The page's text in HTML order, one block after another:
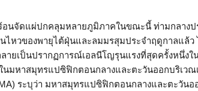
นจัดแผ่ปกคลุมหลายภูมิภาคในขณะนี้ ท่ามกลางป
หวของพายุไต้ฝุ่นและลมมรสุมประจำฤดูกาลแล้ว
ยเป็นปรากฏการณ์เอลนีโญรุนแรงที่สุดครั้งหนึ่งใ
มหาสมุทรแปซิฟิกตอนกลางและตะวันออกบริเวณ
ระบุว่า มหาสมุทรแปซิฟิกตอนกลางและตะวันอ